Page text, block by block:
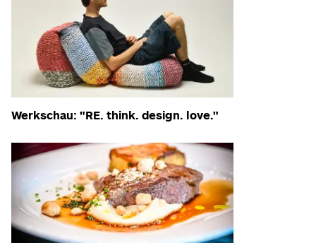
Werkschau: "RE. think. design. love."